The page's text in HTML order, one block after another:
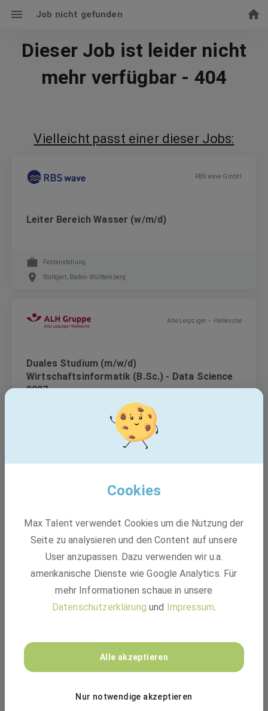
Job nicht gefunden
Dieser Job ist leider nicht
mehr verfügbar - 404
Vielleicht passt einer dieser Jobs:
RBS wave GmbH
Leiter Bereich Wasser (w/m/d)
Festanstellung
Stuttgart, Baden-Württemberg
Alte Leipziger – Hallesche
Duales Studium (m/w/d)
Wirtschaftsinformatik (B.Sc.) - Data Science
2027
Projektleiter Infrastruktur und Erschließung
(w/m/d)
Festanstellung
Stuttgart, Ettlingen
Praktikant im Bereich Gas- und
Wasserversorgung (w/m/d)
Cookies
Max Talent verwendet Cookies um die Nutzung der
Seite zu analysieren und den Content auf unsere
User anzupassen. Dazu verwenden wir u.a.
amerikanische Dienste wie Google Analytics. Für
mehr Informationen schaue in unsere
Datenschutzerklärung und Impressum.
Alle akzeptieren
Nur notwendige akzeptieren